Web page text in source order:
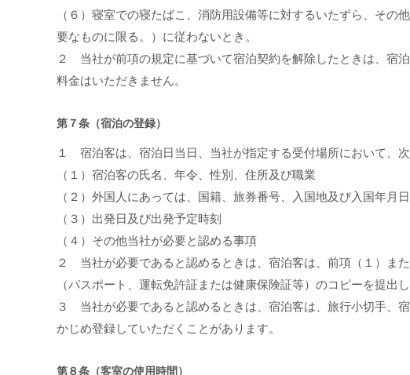
（６）寝室での寝たばこ、消防用設備等に対するいたずら、その
要なものに限る。）に従わないとき。
２ 当社が前項の規定に基づいて宿泊契約を解除したときは、宿
料金はいただきません。
第７条（宿泊の登録）
１ 宿泊客は、宿泊日当日、当社が指定する受付場所において、
（１）宿泊客の氏名、年令、性別、住所及び職業
（２）外国人にあっては、国籍、旅券番号、入国地及び入国年月日
（３）出発日及び出発予定時刻
（４）その他当社が必要と認める事項
２ 当社が必要であると認めるときは、宿泊客は、前項（１）ま
（パスポート、運転免許証または健康保険証等）のコピーを提出
３ 当社が必要であると認めるときは、宿泊客は、旅行小切手、
かじめ登録していただくことがあります。
第８条（客室の使用時間）